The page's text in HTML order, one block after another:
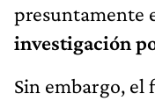
presuntamente
investigación
Sin embargo, el